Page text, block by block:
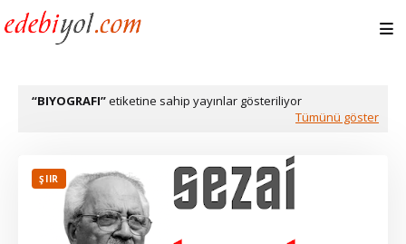
BIYOGRAFI etiketine sahip yayınlar gösteriliyor
Tümünü göster
ŞIIR